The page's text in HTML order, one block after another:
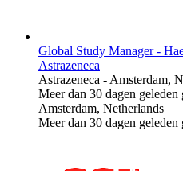
Global Study Manager -
Astrazeneca
Astrazeneca - Amsterdam,
Meer dan 30 dagen geleden
Amsterdam, Netherlands
Meer dan 30 dagen geleden